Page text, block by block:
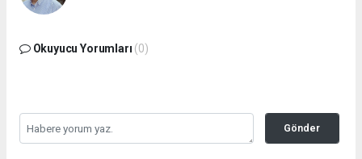
Okuyucu Yorumları (0)
Gönder